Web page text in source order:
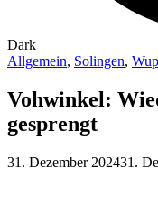
Dark
Allgemein, Solingen,
Vohwinkel:
gesprengt
31. Dezember 202431.